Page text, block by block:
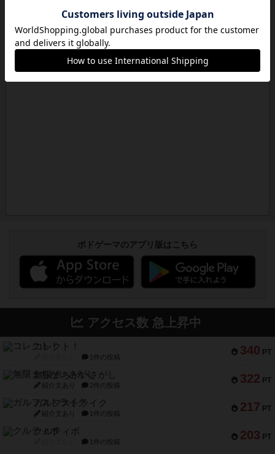
ボドゲーマのアプリ版はこちら
アクセス数 急上昇中
340 PT
コレクト！
1件の投稿
322 PT
無限まちがいさがし
紹介文あり 2件の投稿
217 PT
ガルフストライク
紹介文あり 1件の投稿
203 PT
クルティボ
1件の投稿